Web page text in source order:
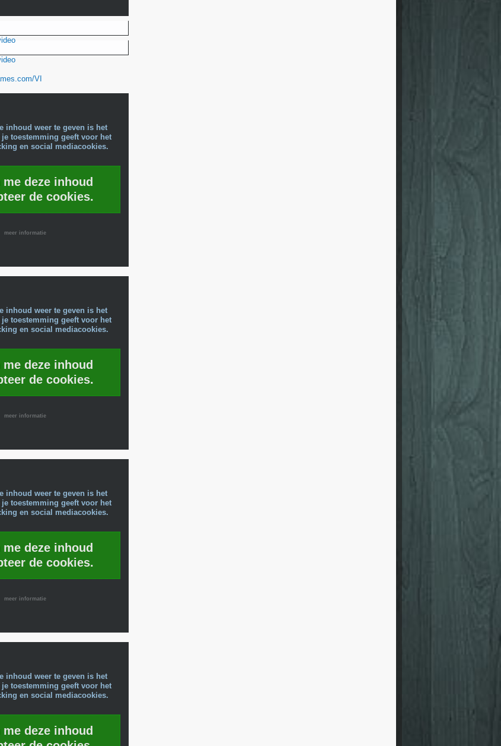
VI
inhoud weer te geven is het
toestemming geeft voor het
en social mediacookies.
deze inhoud
de cookies.
meer informatie
inhoud weer te geven is het
toestemming geeft voor het
en social mediacookies.
deze inhoud
de cookies.
meer informatie
inhoud weer te geven is het
toestemming geeft voor het
en social mediacookies.
deze inhoud
de cookies.
meer informatie
inhoud weer te geven is het
toestemming geeft voor het
en social mediacookies.
deze inhoud